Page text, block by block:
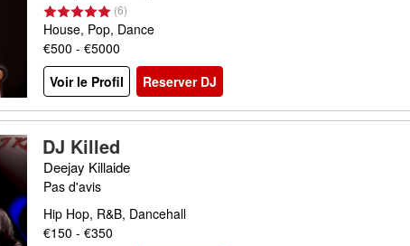
(6)
House, Pop, Dance
€500 - €5000
Voir le Profil
Reserver DJ
DJ Killed
Deejay Killaide
Pas d'avis
Hip Hop, R&B, Dancehall
€150 - €350